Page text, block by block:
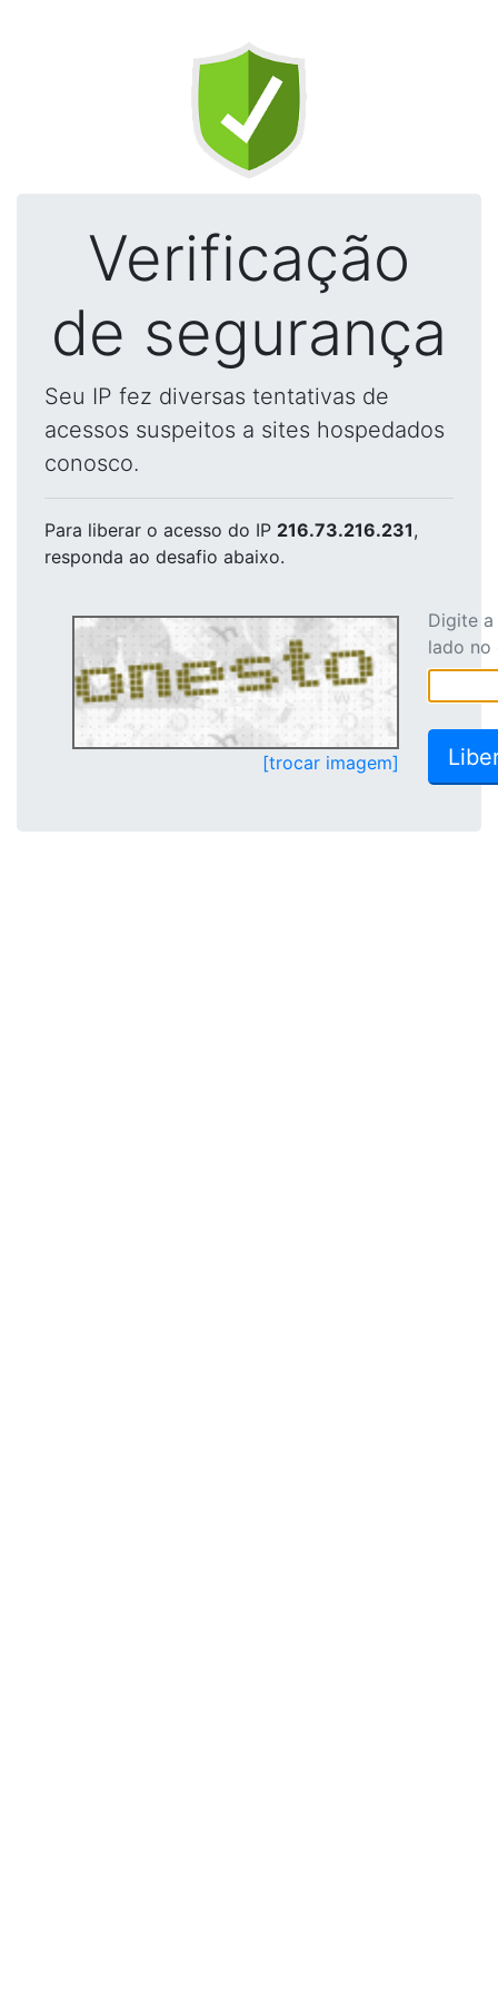
Verificação
de segurança
Seu IP fez diversas tentativas de
acessos suspeitos a sites hospedados
conosco.
Para liberar o acesso do IP 216.73.216.231,
responda ao desafio abaixo.
[trocar imagem]
Digite
lado no